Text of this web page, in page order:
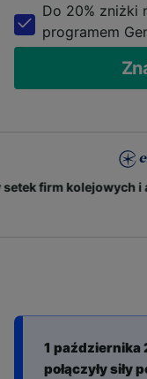
Do 20% zniżki
programem
1 października
połączyły siły